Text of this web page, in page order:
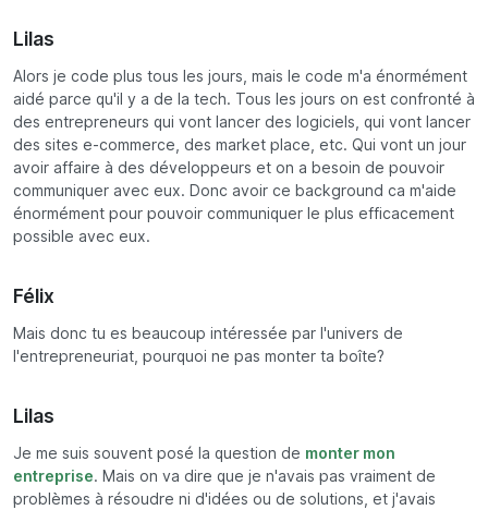
Lilas
Alors je code plus tous les jours, mais le code m'a énormément
aidé parce qu'il y a de la tech. Tous les jours on est confronté à
des entrepreneurs qui vont lancer des logiciels, qui vont lancer
des sites e-commerce, des market place, etc. Qui vont un jour
avoir affaire à des développeurs et on a besoin de pouvoir
communiquer avec eux. Donc avoir ce background ca m'aide
énormément pour pouvoir communiquer le plus efficacement
possible avec eux.
Félix
Mais donc tu es beaucoup intéressée par l'univers de
l'entrepreneuriat, pourquoi ne pas monter ta boîte?
Lilas
Je me suis souvent posé la question de monter mon
entreprise. Mais on va dire que je n'avais pas vraiment de
problèmes à résoudre ni d'idées ou de solutions, et j'avais